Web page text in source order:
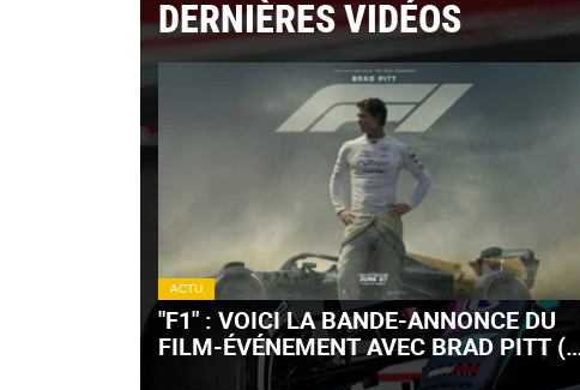
DERNIÈRES VIDÉOS
ACTU
"F1" : VOICI LA BANDE-ANNONCE DU
FILM-ÉVÉNEMENT AVEC BRAD PITT (+